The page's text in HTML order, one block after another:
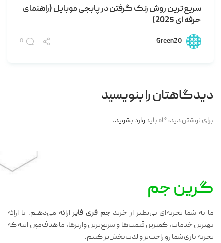
سریع ترین روش رنک گرفتن در پابجی موبایل (راهنمای
حرفه ای 2025)
Green20
0
دیدگاهتان را بنویسید
برای نوشتن دیدگاه بایدوارد بشوید.
گرین جم
ما به شما تجربه‌ای بی‌نظیر از خرید جم فری فایرارائه می‌دهیم. با ارائه
بهترین خدمات، کمترین قیمت‌ها و سریع‌ترین واریزها، ما هدف‌مون اینه که
تجربه بازی شما رو راحت‌تر و لذت‌بخش‌تر کنیم.